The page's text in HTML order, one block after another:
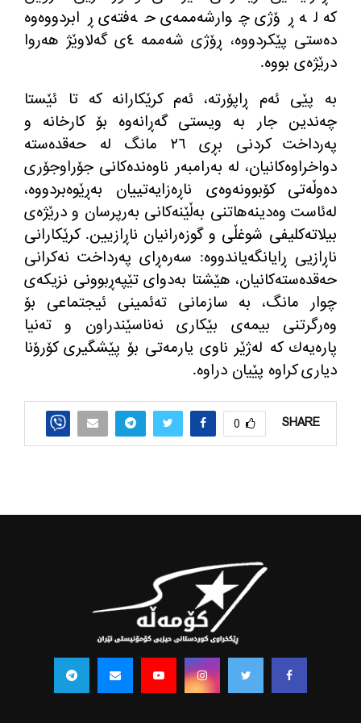
كه‌ له‌ ڕۆژی چوارشه‌ممه‌ی حه‌فته‌ی ڕابردووه‌وه‌
ده‌ستی پێكردووه‌، ڕۆژی شه‌ممه‌ ٤ی گه‌لاوێژ هه‌روا
درێژه‌ی بووه‌.
به‌ پێی ئه‌م ڕاپۆرته‌، ئه‌م كرێكارانه‌ كه‌ تا ئێستا
چه‌ندین جار به‌ ویستی گه‌ڕانه‌وه‌ بۆ كارخانه‌ و
په‌رداخت كردنی بڕی ٢٦ مانگ له‌ حه‌قده‌سته‌
دواخراوه‌كانیان، له‌ به‌رامبه‌ر ناوه‌نده‌كانی جۆراوجۆری
ده‌وڵه‌تی كۆبوونه‌وه‌ی ناڕه‌زایه‌تییان به‌ڕێوه‌بردووه‌،
له‌ئاست وه‌دینه‌هاتنی به‌ڵێنه‌كانی به‌رپرسان و درێژه‌ی
بیلاته‌كلیفی شوغڵی و گوزه‌رانیان ناڕازیین. كرێكارانی
ناڕازیی ڕایانگه‌یاندووه‌: سه‌ره‌ڕای په‌رداخت نه‌كرانی
حه‌قده‌سته‌كانیان، هێشتا به‌دوای تێپه‌ڕبوونی نزیكه‌ی
چوار مانگ، به‌ سازمانی ته‌ئمینی ئیجتماعی بۆ
وه‌رگرتنی بیمه‌ی بێكاری نه‌ناسێندراون و ته‌نیا
پاره‌یه‌ك كه‌ له‌ژێر ناوی یارمه‌تی بۆ پێشگیری كۆرۆنا
دیاری كراوه‌ پێیان دراوه‌.
SHARE
0